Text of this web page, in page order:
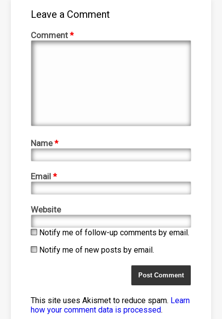
Leave a Comment
Comment*
Name*
Email*
Website
Notify me of follow-up comments by email.
Notify me of new posts by email.
This site uses Akismet to reduce spam. Learn
how your comment data is processed.